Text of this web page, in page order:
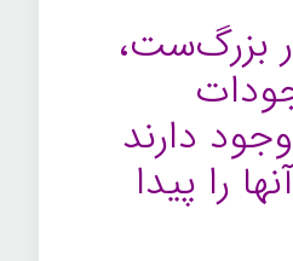
بزرگ‌ست،
دارند
را پیدا